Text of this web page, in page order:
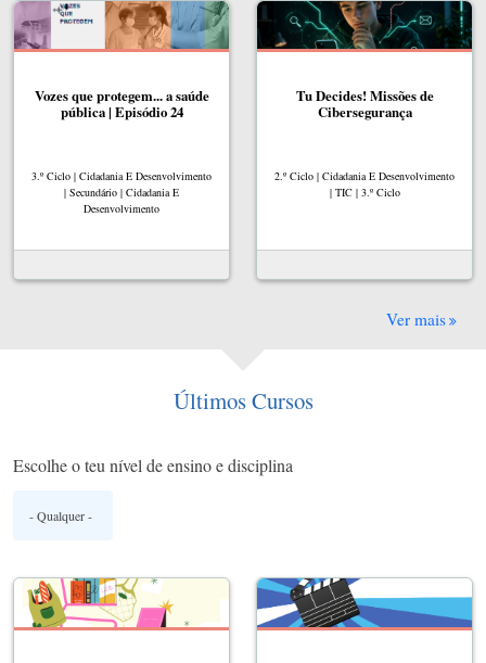
Vozes que protegem... a saúde
pública | Episódio 24
3.º Ciclo | Cidadania E Desenvolvimento
| Secundário | Cidadania E
Desenvolvimento
Tu Decides! Missões de
Cibersegurança
2.º Ciclo | Cidadania E Desenvolvimento
| TIC | 3.º Ciclo
Ver mais
Últimos Cursos
Escolhe o teu nível de ensino e disciplina